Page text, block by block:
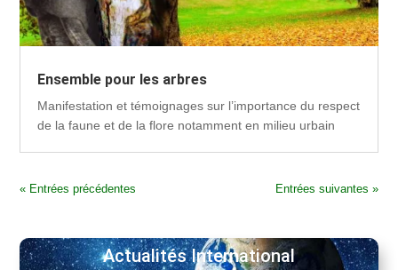
Ensemble pour les arbres
Manifestation et témoignages sur l’importance du respect
de la faune et de la flore notamment en milieu urbain
« Entrées précédentes Entrées suivantes »
Actualités International